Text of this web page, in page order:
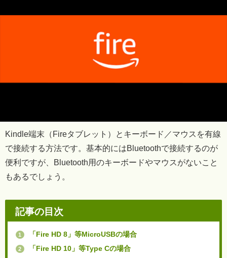
Kindle端末（Fireタブレット）とキーボード／マウスを有線
で接続する方法です。基本的にはBluetoothで接続するのが
便利ですが、Bluetooth用のキーボードやマウスがないこと
もあるでしょう。
記事の目次
1 「Fire HD 8」等MicroUSBの場合
2 「Fire HD 10」等Type Cの場合